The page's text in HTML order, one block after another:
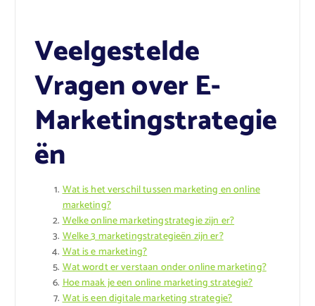
Veelgestelde
Vragen over E-
Marketingstrategie
ën
Wat is het verschil tussen marketing en online
marketing?
Welke online marketingstrategie zijn er?
Welke 3 marketingstrategieën zijn er?
Wat is e marketing?
Wat wordt er verstaan onder online marketing?
Hoe maak je een online marketing strategie?
Wat is een digitale marketing strategie?